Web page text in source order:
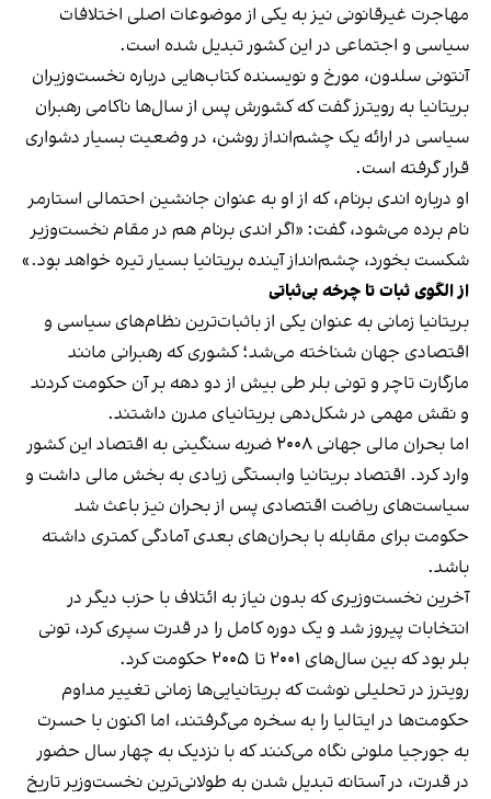
مهاجرت غیرقانونی نیز به یکی از موضوعات اصلی اختلافات
سیاسی و اجتماعی در این کشور تبدیل شده است.
آنتونی سلدون، مورخ و نویسنده کتاب‌هایی درباره نخست‌وزیران
بریتانیا به رویترز گفت که کشورش پس از سال‌ها ناکامی رهبران
سیاسی در ارائه یک چشم‌انداز روشن، در وضعیت بسیار دشواری
قرار گرفته است.
او درباره اندی برنام، که از او به عنوان جانشین احتمالی استارمر
نام برده می‌شود، گفت: «اگر اندی برنام هم در مقام نخست‌وزیر
شکست بخورد، چشم‌انداز آینده بریتانیا بسیار تیره خواهد بود.»
از الگوی ثبات تا چرخه بی‌ثباتی
بریتانیا زمانی به عنوان یکی از باثبات‌ترین نظام‌های سیاسی و
اقتصادی جهان شناخته می‌شد؛ کشوری که رهبرانی مانند
مارگارت تاچر و تونی بلر طی بیش از دو دهه بر آن حکومت کردند
و نقش مهمی در شکل‌دهی بریتانیای مدرن داشتند.
اما بحران مالی جهانی ۲۰۰۸ ضربه سنگینی به اقتصاد این کشور
وارد کرد. اقتصاد بریتانیا وابستگی زیادی به بخش مالی داشت و
سیاست‌های ریاضت اقتصادی پس از بحران نیز باعث شد
حکومت برای مقابله با بحران‌های بعدی آمادگی کمتری داشته
باشد.
آخرین نخست‌وزیری که بدون نیاز به ائتلاف با حزب دیگر در
انتخابات پیروز شد و یک دوره کامل را در قدرت سپری کرد، تونی
بلر بود که بین سال‌های ۲۰۰۱ تا ۲۰۰۵ حکومت کرد.
رویترز در تحلیلی نوشت که بریتانیایی‌ها زمانی تغییر مداوم
حکومت‌ها در ایتالیا را به سخره می‌گرفتند، اما اکنون با حسرت
به جورجیا ملونی نگاه می‌کنند که با نزدیک به چهار سال حضور
در قدرت، در آستانه تبدیل شدن به طولانی‌ترین نخست‌وزیر تاریخ